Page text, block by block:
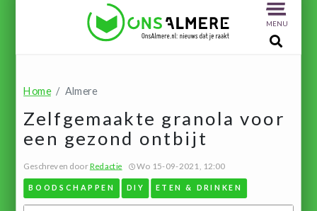
MENU
Home Almere
Zelfgemaakte granola voor
een gezond ontbijt
Geschreven doorRedactie Wo 15-09-2021, 12:00
BOODSCHAPPEN DIY ETEN & DRINKEN